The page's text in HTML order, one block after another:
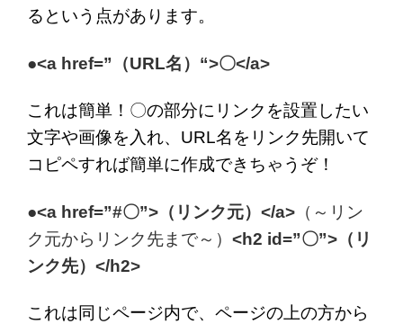
るという点があります。
●<a href=”（URL名） “>〇</a>
これは簡単！〇の部分にリンクを設置したい
文字や画像を入れ、URL名をリンク先開いて
コピペすれば簡単に作成できちゃうぞ！
●<a href=”#〇”>（リンク元）</a> （～リン
ク元からリンク先まで～） <h2 id=”〇”>（リ
ンク先）</h2>
これは同じページ内で、ページの上の方から